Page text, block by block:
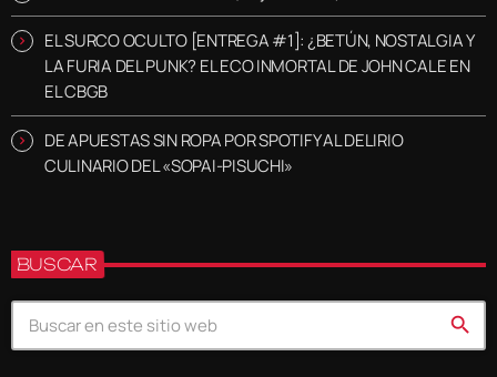
EL SURCO OCULTO [ENTREGA #1]: ¿BETÚN, NOSTALGIA Y
LA FURIA DEL PUNK? EL ECO INMORTAL DE JOHN CALE EN
EL CBGB
DE APUESTAS SIN ROPA POR SPOTIFY AL DELIRIO
CULINARIO DEL «SOPAI-PISUCHI»
BUSCAR
search